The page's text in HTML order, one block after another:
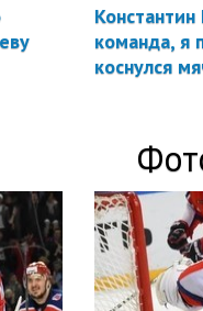
Константин
команда, я
коснулся